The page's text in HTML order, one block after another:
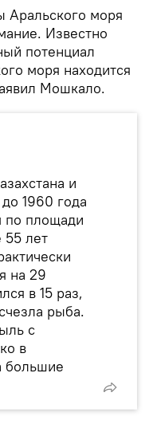
Аральского моря
Известно
потенциал
моря находится
Мошкало.
и
1960 года
по площади
55 лет
на 29
в 15 раз,
рыба.
с
в
большие